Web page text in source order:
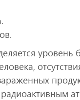
уровень